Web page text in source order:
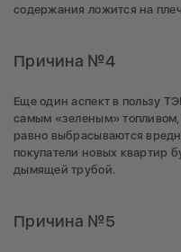
содержания ложится на
Причина №4
Еще один аспект в пользу
самым «зеленым»
равно выбрасываются
покупатели новых квартир
дымящей трубой.
Причина №5